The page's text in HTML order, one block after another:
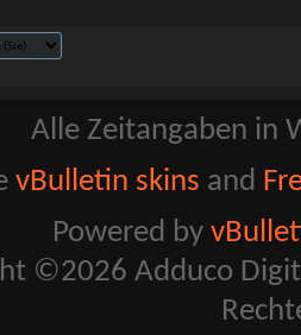
Alle Zeitangaben in
vBulletin skins and
Powered by
©2026 Adduco